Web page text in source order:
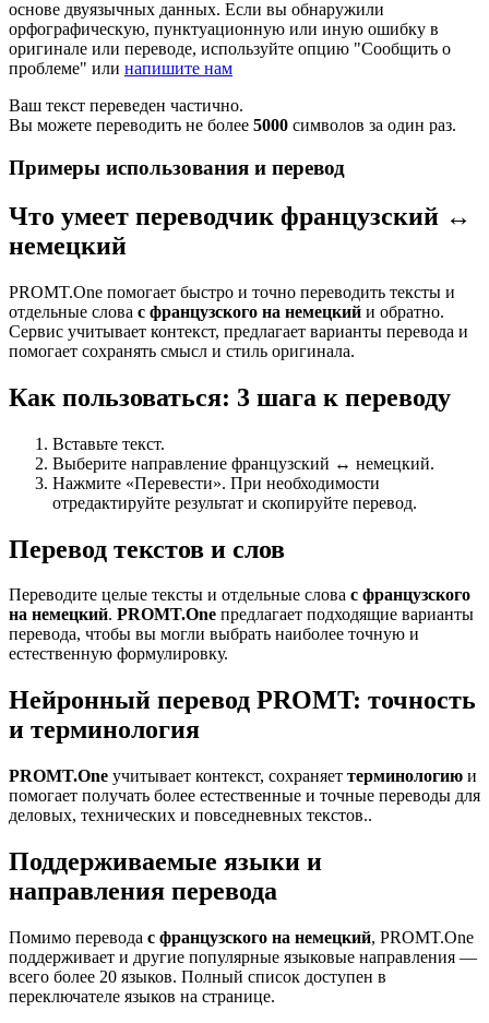
основе двуязычных данных. Если вы обнаружили
орфографическую, пунктуационную или иную ошибку в
оригинале или переводе, используйте опцию "Сообщить о
проблеме" или напишите нам
Ваш текст переведен частично.
Вы можете переводить не более 5000 символов за один раз.
Примеры использования и перевод
Что умеет переводчик французский ↔
немецкий
PROMT.One помогает быстро и точно переводить тексты и
отдельные слова с французского на немецкий и обратно.
Сервис учитывает контекст, предлагает варианты перевода и
помогает сохранять смысл и стиль оригинала.
Как пользоваться: 3 шага к переводу
Вставьте текст.
Выберите направление французский ↔ немецкий.
Нажмите «Перевести». При необходимости
отредактируйте результат и скопируйте перевод.
Перевод текстов и слов
Переводите целые тексты и отдельные слова с французского
на немецкий. PROMT.One предлагает подходящие варианты
перевода, чтобы вы могли выбрать наиболее точную и
естественную формулировку.
Нейронный перевод PROMT: точность
и терминология
PROMT.One учитывает контекст, сохраняет терминологию и
помогает получать более естественные и точные переводы для
деловых, технических и повседневных текстов..
Поддерживаемые языки и
направления перевода
Помимо перевода с французского на немецкий, PROMT.One
поддерживает и другие популярные языковые направления —
всего более 20 языков. Полный список доступен в
переключателе языков на странице.